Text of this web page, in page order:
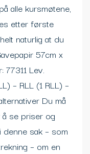
alle kursmøtene,
etter første
naturlig at du
57cm x
77311 Lev.
– RLL (1 RLL) –
Du må
se priser og
sak – som
– om en